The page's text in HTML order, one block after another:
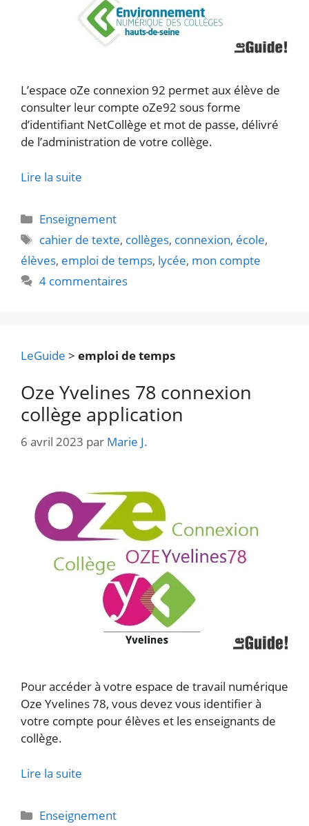
L’espace oZe connexion 92 permet aux élève de
consulter leur compte oZe92 sous forme
d’identifiant NetCollège et mot de passe, délivré
de l’administration de votre collège.
Lire la suite
Catégories
Enseignement
Étiquettes
cahier de texte, collèges, connexion, école,
élèves, emploi de temps, lycée, mon compte
4 commentaires
LeGuide > emploi de temps
Oze Yvelines 78 connexion
collège application
6 avril 2023 par Marie J.
Pour accéder à votre espace de travail numérique
Oze Yvelines 78, vous devez vous identifier à
votre compte pour élèves et les enseignants de
collège.
Lire la suite
Catégories
Enseignement